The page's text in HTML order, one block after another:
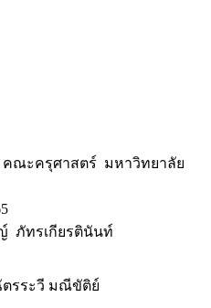
ณะครุศาสตร์ มหาวิทยาลัย
ภัทรเกียรตินันท์
ตรระวี มณีขัติย์